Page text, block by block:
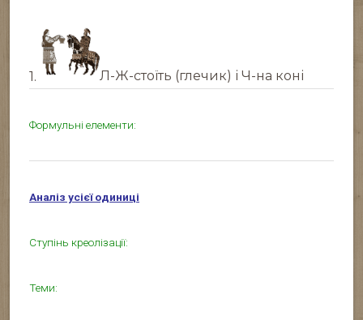
1. Л-Ж-стоїть (глечик) і Ч-на коні
Формульні елементи:
Аналіз усієї одиниці
Ступінь креолізації:
Теми: